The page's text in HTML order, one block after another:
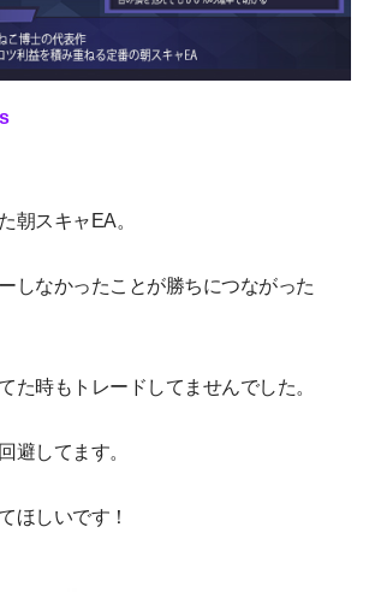
朝スキャEA。
しなかったことが勝ちにつながった
た時もトレードしてませんでした。
避してます。
ほしいです！